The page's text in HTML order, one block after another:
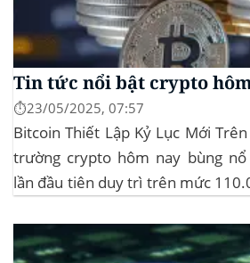
Tin tức nổi bật crypto
⏱️23/05/2025, 07:57
Bitcoin Thiết Lập Kỷ Lục Mới
trường crypto hôm nay bùng nổ
lần đầu tiên duy trì trên mức
mức giá cao nhất từ trước đến